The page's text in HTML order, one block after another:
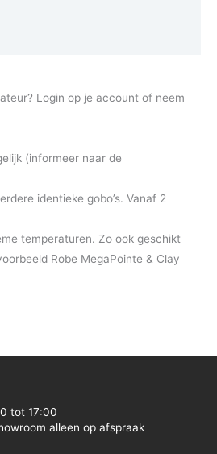
Login op je account of neem
(informeer naar de
identieke gobo’s. Vanaf 2
temperaturen. Zo ook geschikt
Robe MegaPointe & Clay
tot 17:00
alleen op afspraak